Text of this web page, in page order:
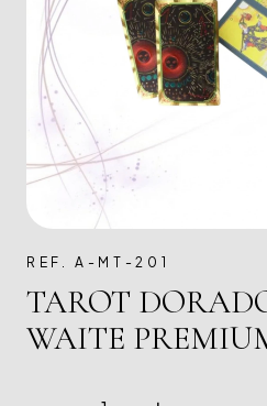
REF. A-MT-201
TAROT
WAITE